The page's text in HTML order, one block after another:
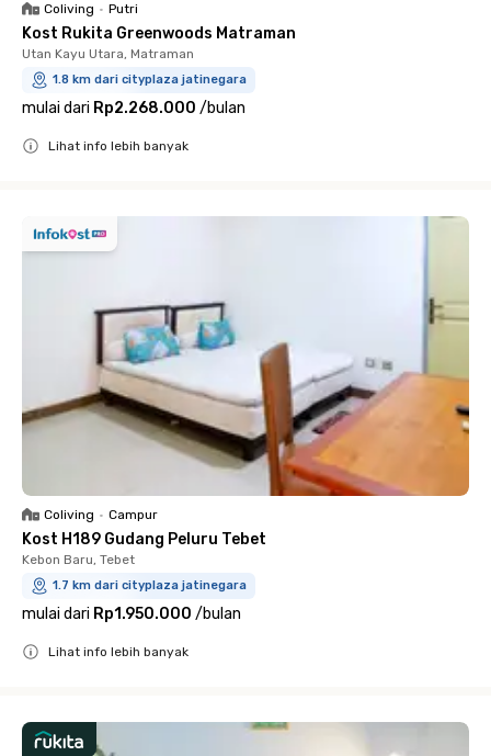
Coliving • Putri
Kost Rukita Greenwoods Matraman
Utan Kayu Utara, Matraman
1.8 km dari cityplaza jatinegara
mulai dari Rp2.268.000 /bulan
Lihat info lebih banyak
Coliving • Campur
Kost H189 Gudang Peluru Tebet
Kebon Baru, Tebet
1.7 km dari cityplaza jatinegara
mulai dari Rp1.950.000 /bulan
Lihat info lebih banyak